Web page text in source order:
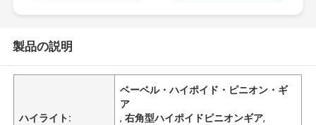
製品の説明
ハイライト:
ベーベル・ハイポイド・ピニオン・ギ
ア
,右角型ハイポイドピニオンギア,